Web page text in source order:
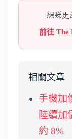
想睇更
前往 The
相關文章
手機加
陸續加
約 8%